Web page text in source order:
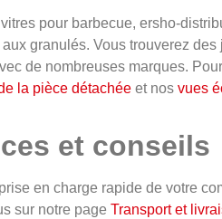
pour barbecue, ersho-
granulés. Vous trouverez
de nombreuses marques.
la pièce détachée et nos vues
et conseils
en charge rapide de votre
sur notre page Transport et